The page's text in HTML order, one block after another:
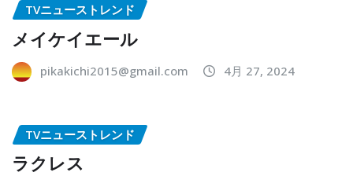
TVニューストレンド
メイケイエール
pikakichi2015@gmail.com 4月 27, 2024
TVニューストレンド
ラクレス